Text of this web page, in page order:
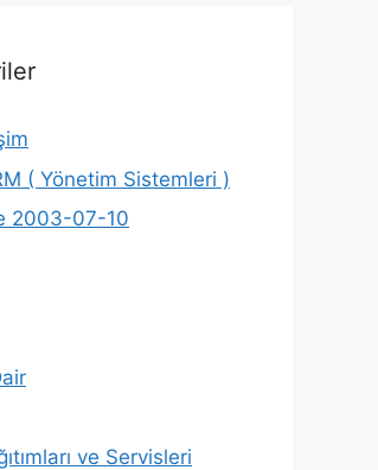
( Yönetim Sistemleri )
2003-07-10
ve Servisleri